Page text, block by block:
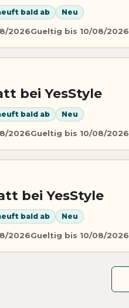
bald ab Neu
2026Gueltig bis 10/08/2026
bei YesStyle
bald ab Neu
2026Gueltig bis 10/08/2026
bei YesStyle
bald ab Neu
2026Gueltig bis 10/08/2026